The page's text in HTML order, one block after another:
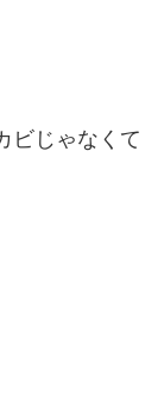
ビじゃなくて